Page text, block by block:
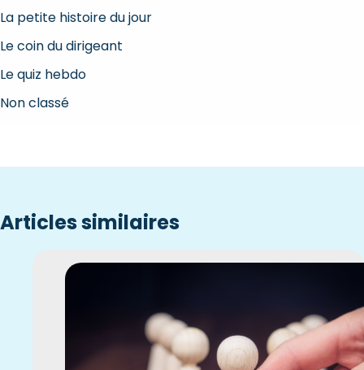
La petite histoire du jour
Le coin du dirigeant
Le quiz hebdo
Non classé
Articles similaires